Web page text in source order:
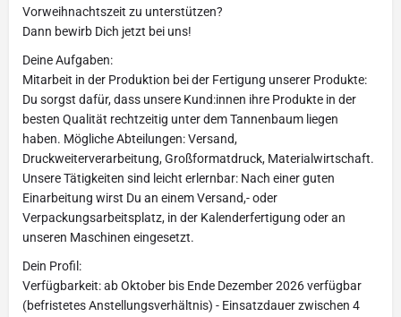
Vorweihnachtszeit zu unterstützen?
Dann bewirb Dich jetzt bei uns!
Deine Aufgaben:
Mitarbeit in der Produktion bei der Fertigung unserer Produkte:
Du sorgst dafür, dass unsere Kund:innen ihre Produkte in der
besten Qualität rechtzeitig unter dem Tannenbaum liegen
haben. Mögliche Abteilungen: Versand,
Druckweiterverarbeitung, Großformatdruck, Materialwirtschaft.
Unsere Tätigkeiten sind leicht erlernbar: Nach einer guten
Einarbeitung wirst Du an einem Versand,- oder
Verpackungsarbeitsplatz, in der Kalenderfertigung oder an
unseren Maschinen eingesetzt.
Dein Profil:
Verfügbarkeit: ab Oktober bis Ende Dezember 2026 verfügbar
(befristetes Anstellungsverhältnis) - Einsatzdauer zwischen 4